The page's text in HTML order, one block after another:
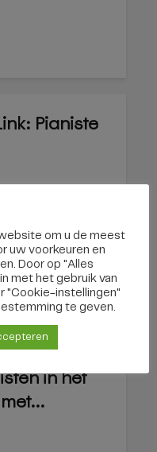
Pianiste
in het
om u de meest
uw voorkeuren en
Door op "Alles
met het gebruik van
"Cookie-instellingen"
te geven.